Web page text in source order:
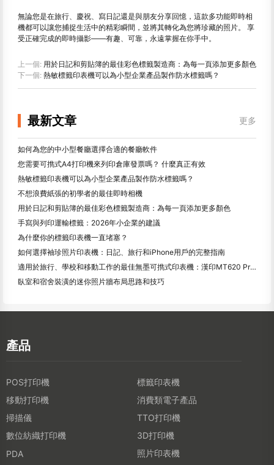
無論您是在旅行、慶祝、寫日記還是與朋友分享回憶，這款多功能即時相
機都可以讓您捕捉生活中的精彩瞬間，並將其轉化為您將珍藏的照片。 享
受正確完成的即時攝影——有趣、可靠，永遠掌握在你手中。
上一個: 用於日記和剪貼簿的最佳彩色標籤製造商：為每一頁添加更多顏色
下一個: 熱敏標籤印表機可以為小型企業產品製作防水標籤嗎？
最新文章 更多
如何為您的中小型餐廳選擇合適的餐廳軟件
您需要可擕式A4打印機來列印倉庫發票嗎？ 什麼真正有效
熱敏標籤印表機可以為小型企業產品製作防水標籤嗎？
不想浪費紙張的初學者的最佳即時相機
用於日記和剪貼簿的最佳彩色標籤製造商：為每一頁添加更多顏色
手寫與列印運輸標籤：2026年小企業的建議
為什麼你的標籤印表機一直堵塞？
如何選擇袖珍照片印表機：日記、旅行和iPhone用戶的完整指南
適用於旅行、學校和移動工作的最佳無墨可擕式印表機：漢印MT620 Pro評測
臥室和宿舍裝潢的迷你照片牆布局思路和技巧
產品
POS打印機
標籤印表機
移動打印機
消費類電子產品
掃描儀
TTO打印機
數位紡織打印機
3D打印機
PDA
照片印表機